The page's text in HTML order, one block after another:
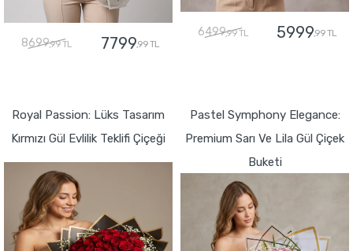
8699,99 TL 7799,99 TL
6499,99 TL 5999,99 TL
Royal Passion: Lüks Tasarım
Kırmızı Gül Evlilik Teklifi Çiçeği
Pastel Symphony Elegance:
Premium Sarı Ve Lila Gül Çiçek
Buketi